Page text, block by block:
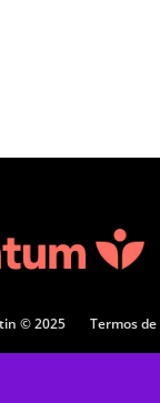
© 2025 Termos de